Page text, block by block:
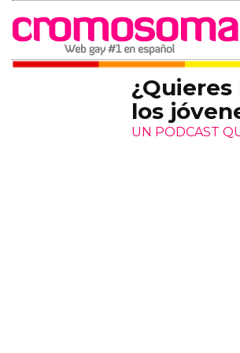
los
UN PODCAST